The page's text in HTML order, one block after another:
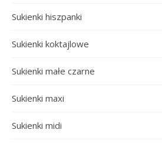
Sukienki hiszpanki
Sukienki koktajlowe
Sukienki małe czarne
Sukienki maxi
Sukienki midi